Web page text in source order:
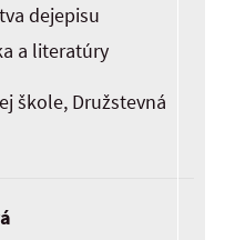
dejepisu
a literatúry
škole, Družstevná